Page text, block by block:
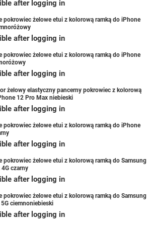
after logging in
pokrowiec żelowe etui z kolorową ramką do iPhone
after logging in
pokrowiec żelowe etui z kolorową ramką do iPhone
after logging in
żelowy elastyczny pancerny pokrowiec z kolorową
12 Pro Max niebieski
after logging in
pokrowiec żelowe etui z kolorową ramką do iPhone
after logging in
pokrowiec żelowe etui z kolorową ramką do Samsung
4G czarny
after logging in
pokrowiec żelowe etui z kolorową ramką do Samsung
5G ciemnoniebieski
after logging in